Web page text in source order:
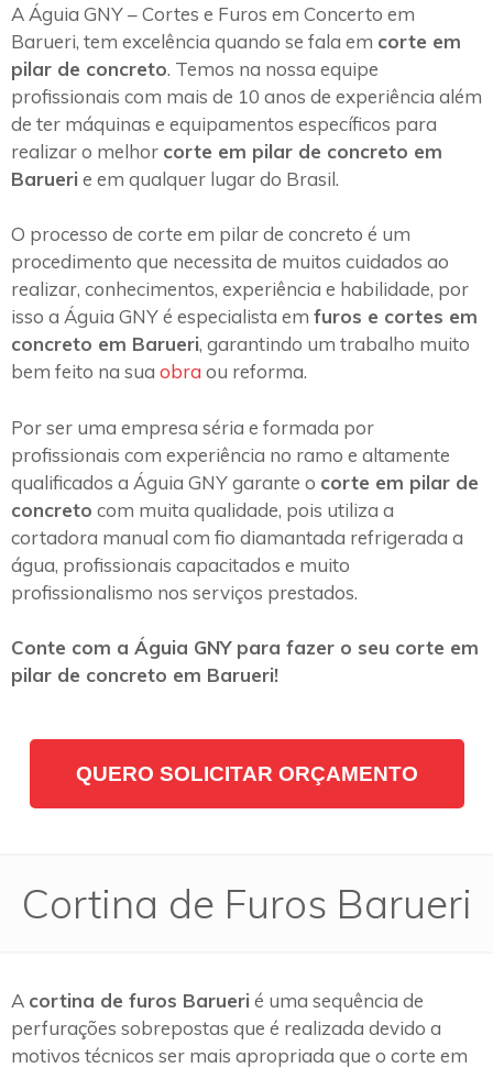
A Águia GNY – Cortes e Furos em Concerto em
Barueri, tem excelência quando se fala em corte em
pilar de concreto. Temos na nossa equipe
profissionais com mais de 10 anos de experiência além
de ter máquinas e equipamentos específicos para
realizar o melhor corte em pilar de concreto em
Barueri e em qualquer lugar do Brasil.
O processo de corte em pilar de concreto é um
procedimento que necessita de muitos cuidados ao
realizar, conhecimentos, experiência e habilidade, por
isso a Águia GNY é especialista em furos e cortes em
concreto em Barueri, garantindo um trabalho muito
bem feito na sua obra ou reforma.
Por ser uma empresa séria e formada por
profissionais com experiência no ramo e altamente
qualificados a Águia GNY garante o corte em pilar de
concreto com muita qualidade, pois utiliza a
cortadora manual com fio diamantada refrigerada a
água, profissionais capacitados e muito
profissionalismo nos serviços prestados.
Conte com a Águia GNY para fazer o seu corte em
pilar de concreto em Barueri!
QUERO SOLICITAR ORÇAMENTO
Cortina de Furos Barueri
A cortina de furos Barueri é uma sequência de
perfurações sobrepostas que é realizada devido a
motivos técnicos ser mais apropriada que o corte em